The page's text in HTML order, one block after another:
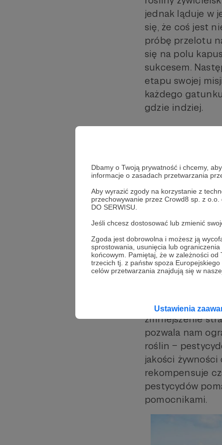
Dbamy o Twoją prywatność i chcemy,
informacje o zasadach przetwarzania
Aby wyrazić zgody na korzystanie z
przechowywanie przez Crowd8 sp. z
DO SERWISU.
Jeśli chcesz dostosować lub zmienić
Zgoda jest dobrowolna i możesz ją
sprostowania, usunięcia lub
końcowym. Pamiętaj, że w zależności
trzecich tj. z państw spoza
celów przetwarzania znajdują się w
Ustawienia
jednak ląduje w
się, że coś jest
próbę przelotu
się na polu
sukcesem.
etapu swojej
każdego
gdzie indziej.
Wykonuje on
wizualnych i
że jest to
nie otrzymuje, to
W badaniach
miała wpływ
różnych rzędów
pięciokrotnie
Pierwsza i
zmniejszenie
pozwala nam
roślin –
jakości żywności
rekompensuje
pestycydów
pomocnikami.